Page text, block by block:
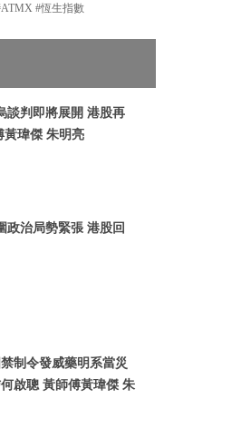
#恆生指數
談判即將展開 港股再
黃瑋傑 朱明亮
政治局勢緊張 港股回
制令發威藥明系當災
啟聰 黃師傅黃瑋傑 朱